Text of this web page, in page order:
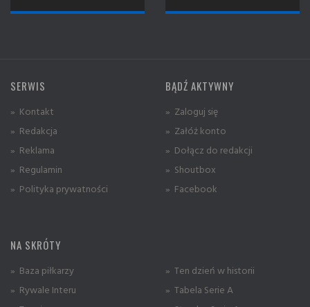
SERWIS
» Kontakt
» Redakcja
» Reklama
» Regulamin
» Polityka prywatności
BĄDŹ AKTYWNY
» Zaloguj się
» Załóż konto
» Dołącz do redakcji
» Shoutbox
» Facebook
NA SKRÓTY
» Baza piłkarzy
» Rywale Interu
» Ten dzień w historii
» Tabela Serie A